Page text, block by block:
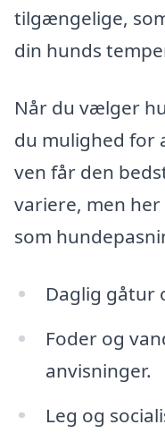
tilgængelige,
din hunds
Når du vælger
du mulighed for
ven får den
variere, men her
som
Daglig gåtur
Foder og
anvisninger.
Leg og